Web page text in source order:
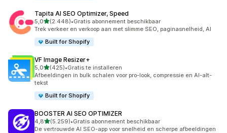
Tapita AI SEO Optimizer, Speed
5,0van 5 sterren
(2.448)
2448 recensies in totaal
•Gratis abonnement beschikbaar
Trek verkeer en verkoop aan met slimme SEO, paginasnelheid, AI
Built for Shopify
VF Image Resizer+
5,0van 5 sterren
(425)
425 recensies in totaal
•Gratis te installeren
Afbeeldingen in bulk schalen voor pro-look, compressie en AI-alt-
tekst
Built for Shopify
BOOSTER AI SEO OPTIMIZER
4,8van 5 sterren
(5.259)
5259 recensies in totaal
•Gratis abonnement beschikbaar
De vertrouwde AI SEO-app voor snelheid en scherpe afbeeldingen